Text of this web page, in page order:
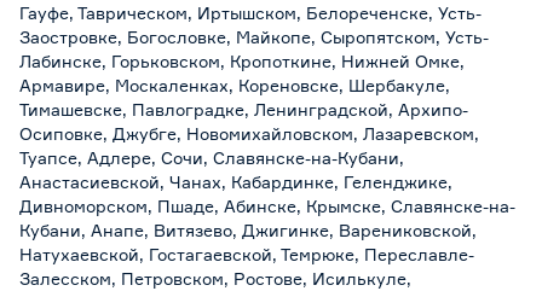
Гауфе, Таврическом, Иртышском, Белореченске, Усть-
Заостровке, Богословке, Майкопе, Сыропятском, Усть-
Лабинске, Горьковском, Кропоткине, Нижней Омке,
Армавире, Москаленках, Кореновске, Шербакуле,
Тимашевске, Павлоградке, Ленинградской, Архипо-
Осиповке, Джубге, Новомихайловском, Лазаревском,
Туапсе, Адлере, Сочи, Славянске-на-Кубани,
Анастасиевской, Чанах, Кабардинке, Геленджике,
Дивноморском, Пшаде, Абинске, Крымске, Славянске-на-
Кубани, Анапе, Витязево, Джигинке, Варениковской,
Натухаевской, Гостагаевской, Темрюке, Переславле-
Залесском, Петровском, Ростове, Исилькуле,